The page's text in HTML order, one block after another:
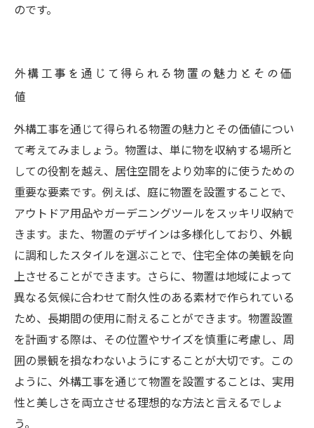
のです。
外構工事を通じて得られる物置の魅力とその価
値
外構工事を通じて得られる物置の魅力とその価値につい
て考えてみましょう。物置は、単に物を収納する場所と
しての役割を越え、居住空間をより効率的に使うための
重要な要素です。例えば、庭に物置を設置することで、
アウトドア用品やガーデニングツールをスッキリ収納で
きます。また、物置のデザインは多様化しており、外観
に調和したスタイルを選ぶことで、住宅全体の美観を向
上させることができます。さらに、物置は地域によって
異なる気候に合わせて耐久性のある素材で作られている
ため、長期間の使用に耐えることができます。物置設置
を計画する際は、その位置やサイズを慎重に考慮し、周
囲の景観を損なわないようにすることが大切です。この
ように、外構工事を通じて物置を設置することは、実用
性と美しさを両立させる理想的な方法と言えるでしょ
う。